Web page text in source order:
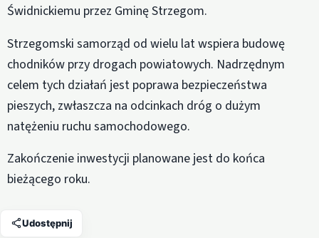
Świdnickiemu przez Gminę Strzegom.
Strzegomski samorząd od wielu lat wspiera budowę
chodników przy drogach powiatowych. Nadrzędnym
celem tych działań jest poprawa bezpieczeństwa
pieszych, zwłaszcza na odcinkach dróg o dużym
natężeniu ruchu samochodowego.
Zakończenie inwestycji planowane jest do końca
bieżącego roku.
Udostępnij